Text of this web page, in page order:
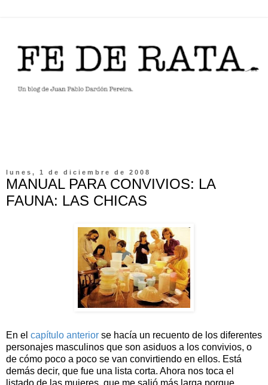
lunes, 1 de diciembre de 2008
MANUAL PARA CONVIVIOS: LA
FAUNA: LAS CHICAS
En el capítulo anterior se hacía un recuento de los diferentes
personajes masculinos que son asiduos a los convivios, o
de cómo poco a poco se van convirtiendo en ellos. Está
demás decir, que fue una lista corta. Ahora nos toca el
listado de las mujeres, que me salió más larga porque